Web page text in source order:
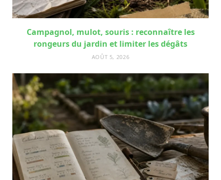
Campagnol, mulot, souris : reconnaître les
rongeurs du jardin et limiter les dégâts
AOÛT 5, 2026